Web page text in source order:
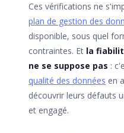
Ces vérifications ne
plan de gestion des
disponible, sous quel
contraintes. Et la
ne se suppose pas :
qualité des données en
découvrir leurs défauts
et engagé.